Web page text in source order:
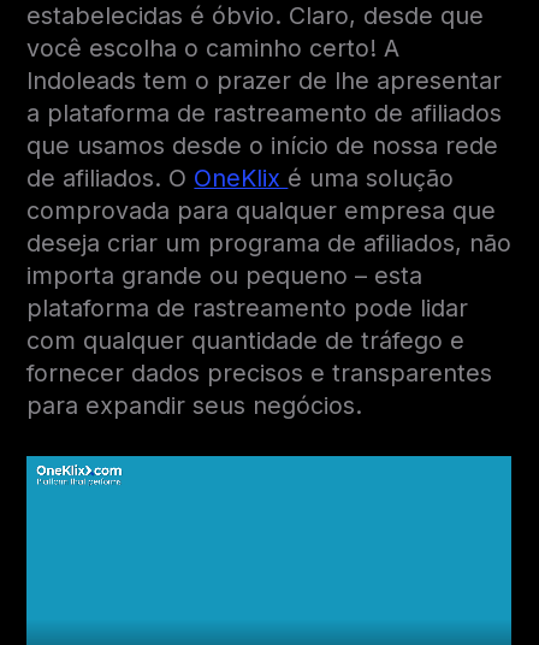
estabelecidas é óbvio. Claro, desde que
você escolha o caminho certo! A
Indoleads tem o prazer de lhe apresentar
a plataforma de rastreamento de afiliados
que usamos desde o início de nossa rede
de afiliados. O OneKlix é uma solução
comprovada para qualquer empresa que
deseja criar um programa de afiliados, não
importa grande ou pequeno – esta
plataforma de rastreamento pode lidar
com qualquer quantidade de tráfego e
fornecer dados precisos e transparentes
para expandir seus negócios.